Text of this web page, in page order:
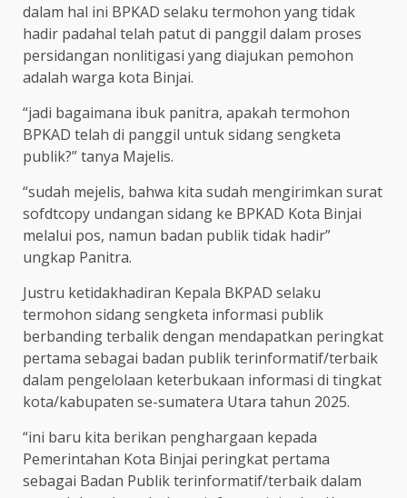
dalam hal ini BPKAD selaku termohon yang tidak
hadir padahal telah patut di panggil dalam proses
persidangan nonlitigasi yang diajukan pemohon
adalah warga kota Binjai.
“jadi bagaimana ibuk panitra, apakah termohon
BPKAD telah di panggil untuk sidang sengketa
publik?” tanya Majelis.
“sudah mejelis, bahwa kita sudah mengirimkan surat
sofdtcopy undangan sidang ke BPKAD Kota Binjai
melalui pos, namun badan publik tidak hadir”
ungkap Panitra.
Justru ketidakhadiran Kepala BKPAD selaku
termohon sidang sengketa informasi publik
berbanding terbalik dengan mendapatkan peringkat
pertama sebagai badan publik terinformatif/terbaik
dalam pengelolaan keterbukaan informasi di tingkat
kota/kabupaten se-sumatera Utara tahun 2025.
“ini baru kita berikan penghargaan kepada
Pemerintahan Kota Binjai peringkat pertama
sebagai Badan Publik terinformatif/terbaik dalam